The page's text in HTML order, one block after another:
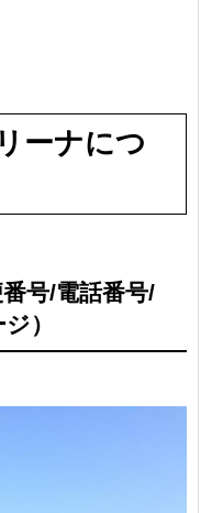
ーナにつ
号/電話番号/
）